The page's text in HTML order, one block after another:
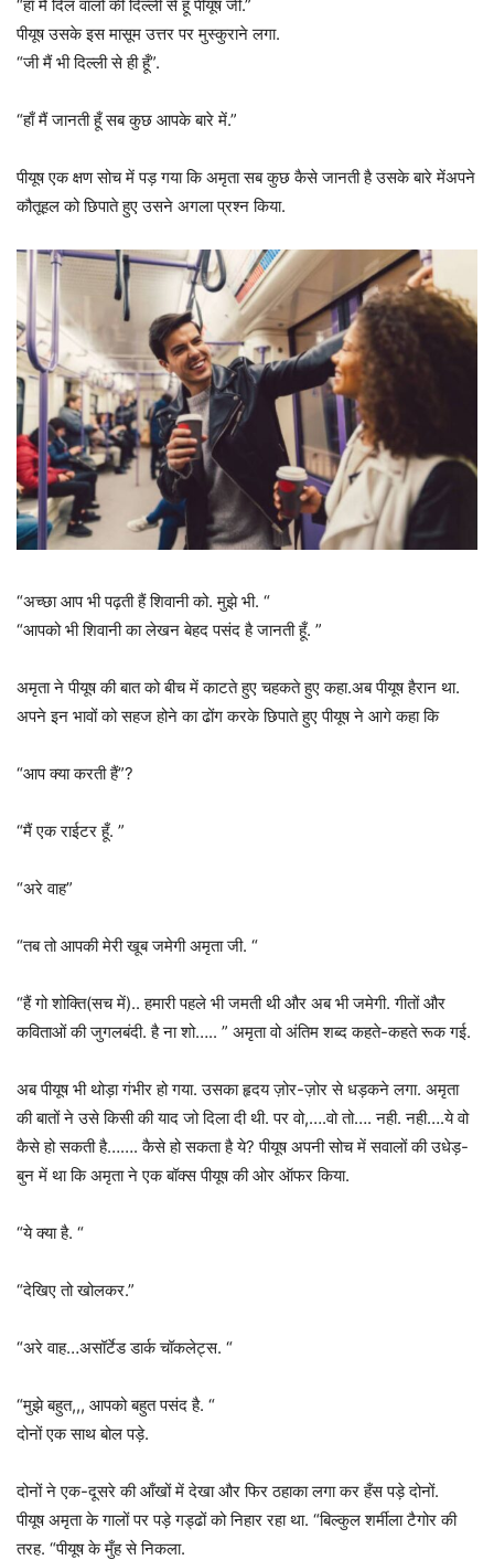
“हाँ मैं दिल वालों की दिल्ली से हूँ पीयूष जी.”
पीयूष उसके इस मासूम उत्तर पर मुस्कुराने लगा.
“जी मैं भी दिल्ली से ही हूँ”.
“हाँ मैं जानती हूँ सब कुछ आपके बारे में.”
पीयूष एक क्षण सोच में पड़ गया कि अमृता सब कुछ कैसे जानती है उसके बारे मेंअपने
कौतूहल को छिपाते हुए उसने अगला प्रश्न किया.
“अच्छा आप भी पढ़ती हैं शिवानी को. मुझे भी. “
“आपको भी शिवानी का लेखन बेहद पसंद है जानती हूँ. ”
अमृता ने पीयूष की बात को बीच में काटते हुए चहकते हुए कहा.अब पीयूष हैरान था.
अपने इन भावों को सहज होने का ढोंग करके छिपाते हुए पीयूष ने आगे कहा कि
“आप क्या करती हैं”?
“मैं एक राईटर हूँ. ”
“अरे वाह”
“तब तो आपकी मेरी खूब जमेगी अमृता जी. “
“हैं गो शोक्ति(सच में).. हमारी पहले भी जमती थी और अब भी जमेगी. गीतों और
कविताओं की जुगलबंदी. है ना शो….. ” अमृता वो अंतिम शब्द कहते-कहते रूक गई.
अब पीयूष भी थोड़ा गंभीर हो गया. उसका हृदय ज़ोर-ज़ोर से धड़कने लगा. अमृता
की बातों ने उसे किसी की याद जो दिला दी थी. पर वो,….वो तो…. नही. नही….ये वो
कैसे हो सकती है……. कैसे हो सकता है ये? पीयूष अपनी सोच में सवालों की उधेड़-
बुन में था कि अमृता ने एक बॉक्स पीयूष की ओर ऑफर किया.
“ये क्या है. “
“देखिए तो खोलकर.”
“अरे वाह…असॉर्टेड डार्क चॉकलेट्स. “
“मुझे बहुत,,, आपको बहुत पसंद है. “
दोनों एक साथ बोल पड़े.
दोनों ने एक-दूसरे की आँखों में देखा और फिर ठहाका लगा कर हँस पड़े दोनों.
पीयूष अमृता के गालों पर पड़े गड्ढों को निहार रहा था. “बिल्कुल शर्मीला टैगोर की
तरह. “पीयूष के मुँह से निकला.